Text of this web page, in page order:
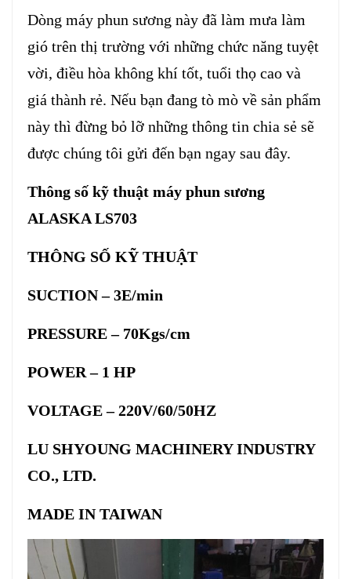
Dòng máy phun sương này đã làm mưa làm
gió trên thị trường với những chức năng tuyệt
vời, điều hòa không khí tốt, tuổi thọ cao và
giá thành rẻ. Nếu bạn đang tò mò về sản phẩm
này thì đừng bỏ lỡ những thông tin chia sẻ sẽ
được chúng tôi gửi đến bạn ngay sau đây.
Thông số kỹ thuật máy phun sương
ALASKA LS703
THÔNG SỐ KỸ THUẬT
SUCTION – 3E/min
PRESSURE – 70Kgs/cm
POWER – 1 HP
VOLTAGE – 220V/60/50HZ
LU SHYOUNG MACHINERY INDUSTRY
CO., LTD.
MADE IN TAIWAN